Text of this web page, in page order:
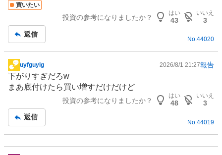
事
買いたい
投資の参考になりましたか？
はい
43
いいえ
3
返信
No.44020
掲
示
板
uyfguylg 2026/8/1 21:27報告
下がりすぎだろw
まあ底付けたら買い増すだけだけど
投資の参考になりましたか？
はい
48
いいえ
3
返信
No. 44019